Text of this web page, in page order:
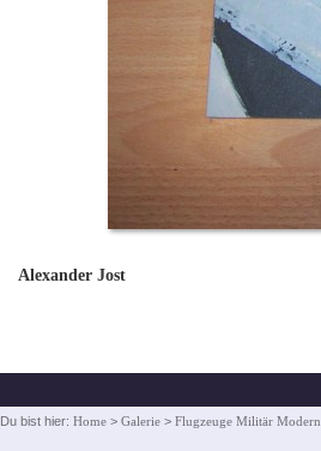
Alexander Jost
Du bist hier: Home > Galerie > Flugzeuge Militär Modern